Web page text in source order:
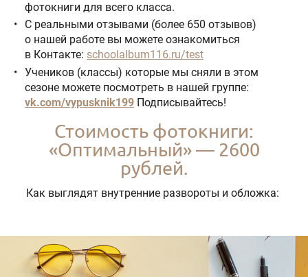
фотокниги для всего класса.
С реальными отзывами (более 650 отзывов)
о нашей работе вы можете ознакомиться
в Контакте: schoolalbum116.ru/test
Учеников (классы) которые мы сняли в этом
сезоне можете посмотреть в нашей группе:
vk.com/vypusknik199 Подписывайтесь!
Стоимость фотокниги:
«Оптимальный» — 2600
рублей.
Как выглядят внутренние развороты и обложка: